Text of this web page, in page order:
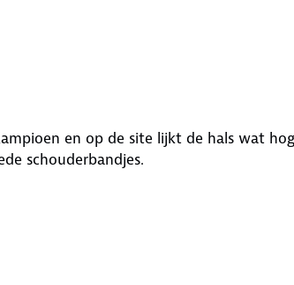
en op de site lijkt de hals wat
schouderbandjes.